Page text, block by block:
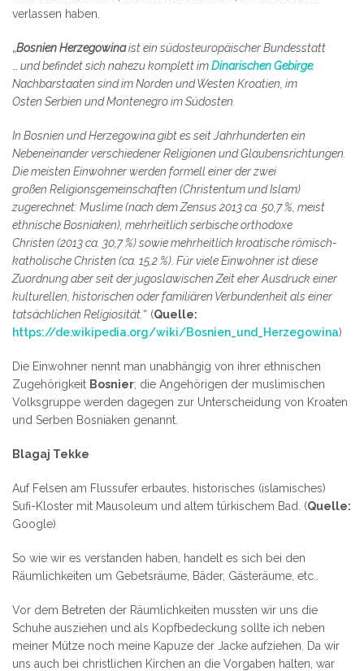
verlassen haben.
„Bosnien Herzegowinaist ein südosteuropäischer Bundesstatt
und befindet sich nahezu komplett imDinarischen Gebirge.
Nachbarstaaten sind im Norden und Westen Kroatien, im
Osten Serbien und Montenegro im Südosten.
In Bosnien und Herzegowina gibt es seit Jahrhunderten ein
Nebeneinander verschiedener Religionen und Glaubensrichtungen.
Die meisten Einwohner werden formell einer der zwei
großen Religionsgemeinschaften (Christentum und Islam)
zugerechnet: Muslime (nach dem Zensus 2013 ca. 50,7 %, meist
ethnische Bosniaken), mehrheitlich serbische orthodoxe
Christen (2013 ca. 30,7 %) sowie mehrheitlich kroatische römisch-
katholische Christen (ca. 15,2 %). Für viele Einwohner ist diese
Zuordnung aber seit der jugoslawischen Zeit eher Ausdruck einer
kulturellen, historischen oder familiären Verbundenheit als einer
tatsächlichen Religiosität. “ (Quelle:
https://de.wikipedia.org/wiki/Bosnien_und_Herzegowina)
Die Einwohner nennt man unabhängig von ihrer ethnischen
Zugehörigkeit Bosnier; die Angehörigen der muslimischen
Volksgruppe werden dagegen zur Unterscheidung von Kroaten
und Serben Bosniaken genannt.
Blagaj Tekke
Auf Felsen am Flussufer erbautes, historisches (islamisches)
Sufi-Kloster mit Mausoleum und altem türkischem Bad. (Quelle:
Google)
So wie wir es verstanden haben, handelt es sich bei den
Räumlichkeiten um Gebetsräume, Bäder, Gästeräume, etc..
Vor dem Betreten der Räumlichkeiten mussten wir uns die
Schuhe ausziehen und als Kopfbedeckung sollte ich neben
meiner Mütze noch meine Kapuze der Jacke aufziehen. Da wir
uns auch bei christlichen Kirchen an die Vorgaben halten, war